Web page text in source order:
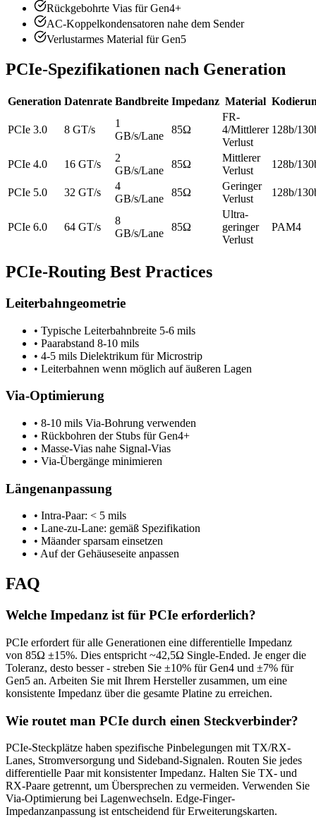
Rückgebohrte Vias für Gen4+
AC-Koppelkondensatoren nahe dem Sender
Verlustarmes Material für Gen5
PCIe-Spezifikationen nach Generation
Generation Datenrate Bandbreite Impedanz Material
PCIe 3.0 8 GT/s
1
GB/s/Lane
85Ω
FR-
4/Mittlerer
Verlust
128b/
PCIe 4.0 16 GT/s
2
GB/s/Lane
85Ω
Mittlerer
Verlust
128b/
PCIe 5.0 32 GT/s
4
GB/s/Lane
85Ω
Geringer
Verlust
128b/
PCIe 6.0 64 GT/s
8
GB/s/Lane
85Ω
Ultra-
geringer
Verlust
PAM4
PCIe-Routing Best Practices
Leiterbahngeometrie
• Typische Leiterbahnbreite 5-6 mils
• Paarabstand 8-10 mils
• 4-5 mils Dielektrikum für Microstrip
• Leiterbahnen wenn möglich auf äußeren Lagen
Via-Optimierung
• 8-10 mils Via-Bohrung verwenden
• Rückbohren der Stubs für Gen4+
• Masse-Vias nahe Signal-Vias
• Via-Übergänge minimieren
Längenanpassung
• Intra-Paar: < 5 mils
• Lane-zu-Lane: gemäß Spezifikation
• Mäander sparsam einsetzen
• Auf der Gehäuseseite anpassen
FAQ
Welche Impedanz ist für PCIe erforderlich?
PCIe erfordert für alle Generationen eine differentielle Impedanz
von 85Ω ±15%. Dies entspricht ~42,5Ω Single-Ended. Je enger die
Toleranz, desto besser - streben Sie ±10% für Gen4 und ±7% für
Gen5 an. Arbeiten Sie mit Ihrem Hersteller zusammen, um eine
konsistente Impedanz über die gesamte Platine zu erreichen.
Wie routet man PCIe durch einen Steckverbinder?
PCIe-Steckplätze haben spezifische Pinbelegungen mit TX/RX-
Lanes, Stromversorgung und Sideband-Signalen. Routen Sie jedes
differentielle Paar mit konsistenter Impedanz. Halten Sie TX- und
RX-Paare getrennt, um Übersprechen zu vermeiden. Verwenden Sie
Via-Optimierung bei Lagenwechseln. Edge-Finger-
Impedanzanpassung ist entscheidend für Erweiterungskarten.